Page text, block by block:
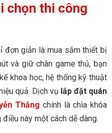
chọn thi công
đơn giản là mua sắm thiết bị
và giữ chân game thủ, bạn
khoa học, hệ thống kỹ thuật
quả. Dịch vụ lắp đặt quán
Thắng chính là chìa khóa
này một cách dễ dàng.